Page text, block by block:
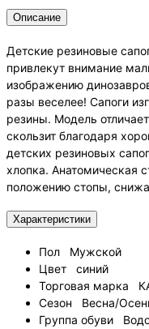
Описание
Детские резиновые
привлекут внимание
изображению
разы веселее! Сапоги
резины. Модель
скользит благодаря
детских резиновых
хлопка. Анатомическая
положению стопы,
Характеристики
Пол
Мужской
Цвет
синий
Торговая марка
Сезон
Весна/
Группа обуви